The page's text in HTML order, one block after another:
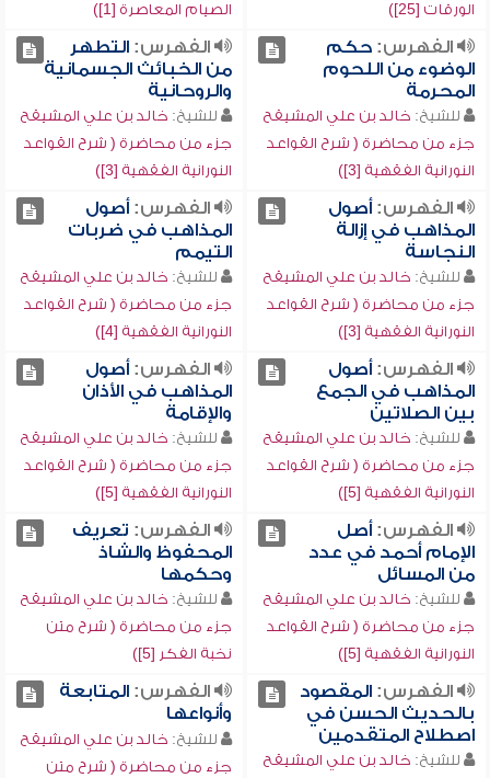
الورقات [25])
الصيام المعاصرة [1])
الفهرس:حكم
الوضوء من اللحوم
المحرمة
للشيخ: خالد بن علي المشيقح
جزء من محاضرة ( شرح القواعد
النورانية الفقهية [3])
الفهرس:التطهر
من الخبائث الجسمانية
والروحانية
للشيخ: خالد بن علي المشيقح
جزء من محاضرة ( شرح القواعد
النورانية الفقهية [3])
الفهرس:أصول
المذاهب في إزالة
النجاسة
للشيخ: خالد بن علي المشيقح
جزء من محاضرة ( شرح القواعد
النورانية الفقهية [3])
الفهرس:أصول
المذاهب في ضربات
التيمم
للشيخ: خالد بن علي المشيقح
جزء من محاضرة ( شرح القواعد
النورانية الفقهية [4])
الفهرس:أصول
المذاهب في الجمع
بين الصلاتين
للشيخ: خالد بن علي المشيقح
جزء من محاضرة ( شرح القواعد
النورانية الفقهية [5])
الفهرس:أصول
المذاهب في الأذان
والإقامة
للشيخ: خالد بن علي المشيقح
جزء من محاضرة ( شرح القواعد
النورانية الفقهية [5])
الفهرس:أصل
الإمام أحمد في عدد
من المسائل
للشيخ: خالد بن علي المشيقح
جزء من محاضرة ( شرح القواعد
النورانية الفقهية [5])
الفهرس: تعريف
المحفوظ والشاذ
وحكمها
للشيخ: خالد بن علي المشيقح
جزء من محاضرة ( شرح متن
نخبة الفكر [5])
الفهرس:المقصود
بالحديث الحسن في
اصطلاح المتقدمين
للشيخ: خالد بن علي المشيقح
الفهرس:المتابعة
وأنواعها
للشيخ: خالد بن علي المشيقح
جزء من محاضرة ( شرح متن